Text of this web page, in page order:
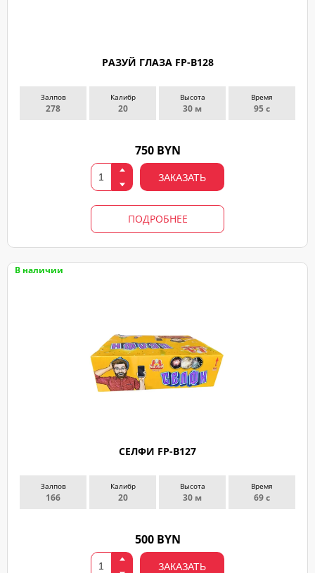
РАЗУЙ ГЛАЗА FP-B128
Залпов
278
Калибр
20
Высота
30 м
Время
95 с
750 BYN
ЗАКАЗАТЬ
ПОДРОБНЕЕ
В наличии
СЕЛФИ FP-B127
Залпов
166
Калибр
20
Высота
30 м
Время
69 с
500 BYN
ЗАКАЗАТЬ